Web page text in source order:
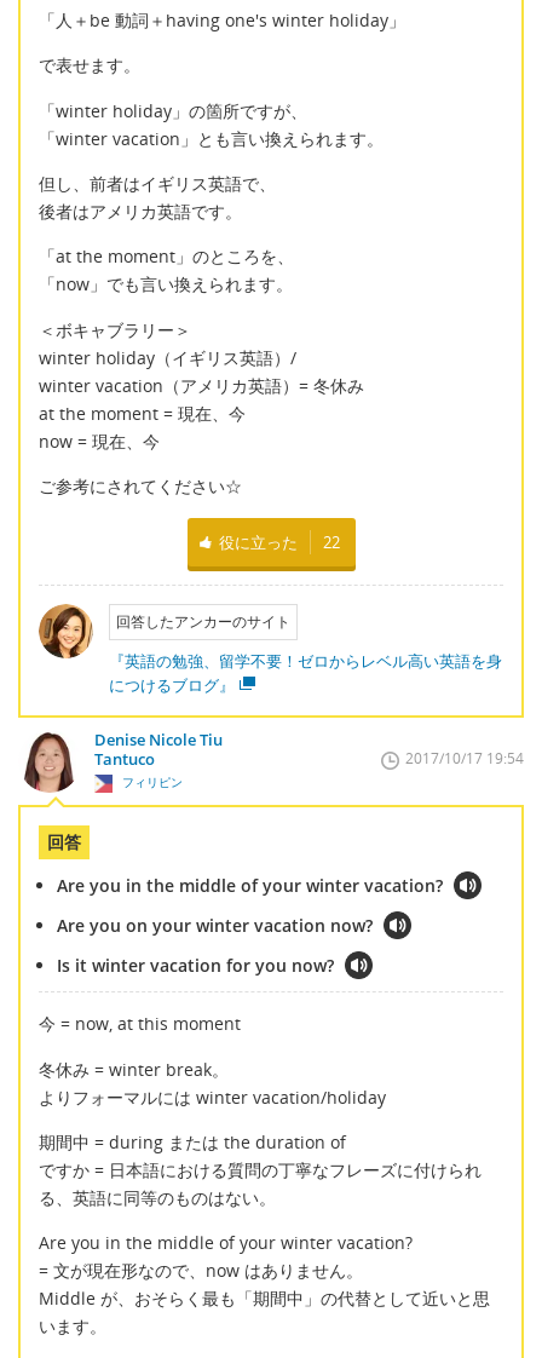
「人＋be 動詞＋having one's winter holiday」
で表せます。
「winter holiday」の箇所ですが、
「winter vacation」とも言い換えられます。
但し、前者はイギリス英語で、
後者はアメリカ英語です。
「at the moment」のところを、
「now」でも言い換えられます。
＜ボキャブラリー＞
winter holiday（イギリス英語）/
winter vacation（アメリカ英語）= 冬休み
at the moment = 現在、今
now = 現在、今
ご参考にされてください☆
役に立った 22
回答したアンカーのサイト
『英語の勉強、留学不要！ゼロからレベル高い英語を身
につけるブログ』
Denise Nicole Tiu
Tantuco
フィリピン
2017/10/17 19:54
回答
Are you in the middle of your winter vacation?
Are you on your winter vacation now?
Is it winter vacation for you now?
今 = now, at this moment
冬休み = winter break。
よりフォーマルには winter vacation/holiday
期間中 = during または the duration of
ですか = 日本語における質問の丁寧なフレーズに付けられ
る、英語に同等のものはない。
Are you in the middle of your winter vacation?
= 文が現在形なので、now はありません。
Middle が、おそらく最も「期間中」の代替として近いと思
います。